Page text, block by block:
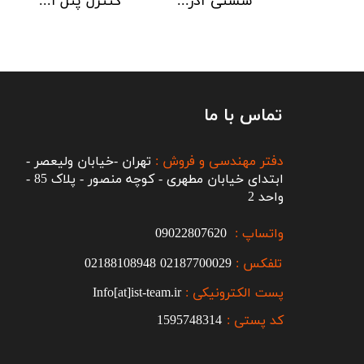
تماس با ما
تلفکس : 02187700029
02188108948
پست الکترونیکی :Info[at]ist-team.ir
واتساپ :
دفتر مهندسی و فروش : تهران -خیابان ولیعصر -
ابتدای خیابان مطهری - کوچه منصور - پلاک 85 -
واحد 2
کد پستی : 1595748314